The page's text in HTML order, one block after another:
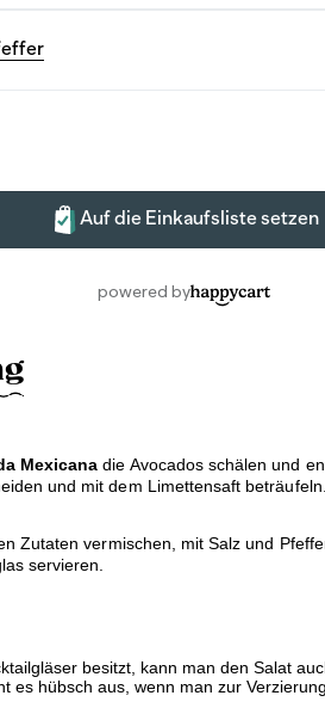
Mexicana die Avocados schälen und
und mit dem Limettensaft beträufeln.
Zutaten vermischen, mit Salz und
servieren.
besitzt, kann man den Salat
es hübsch aus, wenn man zur